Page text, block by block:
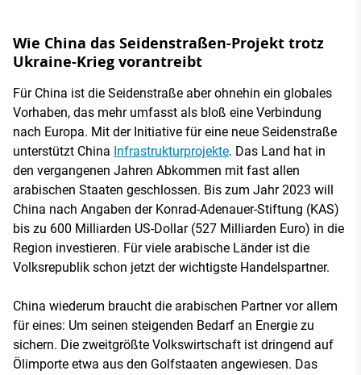
Wie China das Seidenstraßen-Projekt trotz
Ukraine-Krieg vorantreibt
Für China ist die Seidenstraße aber ohnehin ein globales
Vorhaben, das mehr umfasst als bloß eine Verbindung
nach Europa. Mit der Initiative für eine neue Seidenstraße
unterstützt China Infrastrukturprojekte. Das Land hat in
den vergangenen Jahren Abkommen mit fast allen
arabischen Staaten geschlossen. Bis zum Jahr 2023 will
China nach Angaben der Konrad-Adenauer-Stiftung (KAS)
bis zu 600 Milliarden US-Dollar (527 Milliarden Euro) in die
Region investieren. Für viele arabische Länder ist die
Volksrepublik schon jetzt der wichtigste Handelspartner.
China wiederum braucht die arabischen Partner vor allem
für eines: Um seinen steigenden Bedarf an Energie zu
sichern. Die zweitgrößte Volkswirtschaft ist dringend auf
Ölimporte etwa aus den Golfstaaten angewiesen. Das